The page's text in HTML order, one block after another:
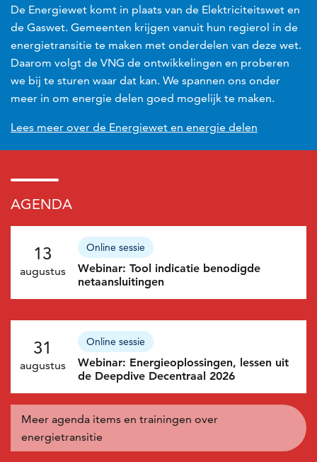
De Energiewet komt in plaats van de Elektriciteitswet en
de Gaswet. Gemeenten krijgen vanuit hun regierol in de
energietransitie te maken met onderdelen van deze wet.
Daarom volgt de VNG de ontwikkelingen en proberen
we bij te sturen waar dat kan. We spannen ons onder
meer in om energie delen goed mogelijk te maken.
Lees meer over de Energiewet en energie delen
AGENDA
Online sessie
Webinar: Tool indicatie benodigde
netaansluitingen
13
augustus
Online sessie
Webinar: Energieoplossingen, lessen uit
de Deepdive Decentraal 2026
31
augustus
Meer agenda items en trainingen over
energietransitie